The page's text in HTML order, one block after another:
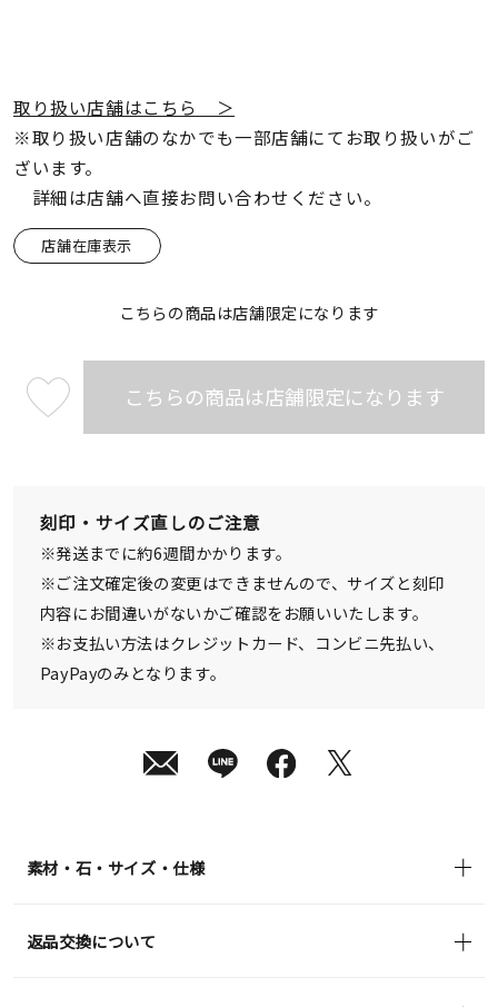
取り扱い店舗はこちら ＞
※取り扱い店舗のなかでも一部店舗にてお取り扱いがご
ざいます。
詳細は店舗へ直接お問い合わせください。
店舗在庫表示
こちらの商品は店舗限定になります
¥682,000
こちらの商品は店舗限定になります
刻印・サイズ直しのご注意
※発送までに約6週間かかります。
※ご注文確定後の変更はできませんので、サイズと刻印
内容にお間違いがないかご確認をお願いいたします。
※お支払い方法はクレジットカード、コンビニ先払い、
PayPayのみとなります。
素材・石・サイズ・仕様
返品交換について